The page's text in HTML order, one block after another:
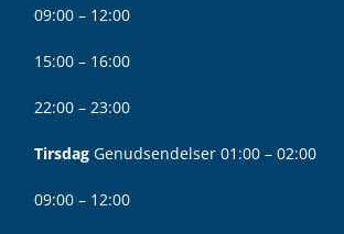
09:00 – 12:00
15:00 – 16:00
22:00 – 23:00
Tirsdag Genudsendelser 01:00 – 02:00
09:00 – 12:00